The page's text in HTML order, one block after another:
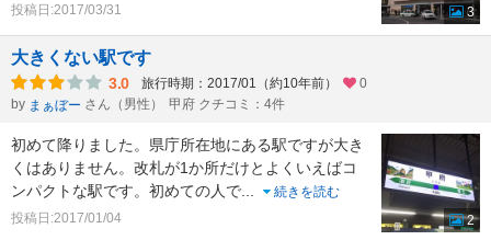
投稿日:2017/03/31
3
大きくない駅です
3.0 旅行時期：2017/01（約10年前）
0
by まぁぼー さん（男性） 甲府 クチコミ：4件
初めて降りました。県庁所在地にある駅ですが大き
くはありません。改札が1か所だけとよくいえばコ
ンパクトな駅です。初めての人で
続きを読む
投稿日:2017/01/04
2